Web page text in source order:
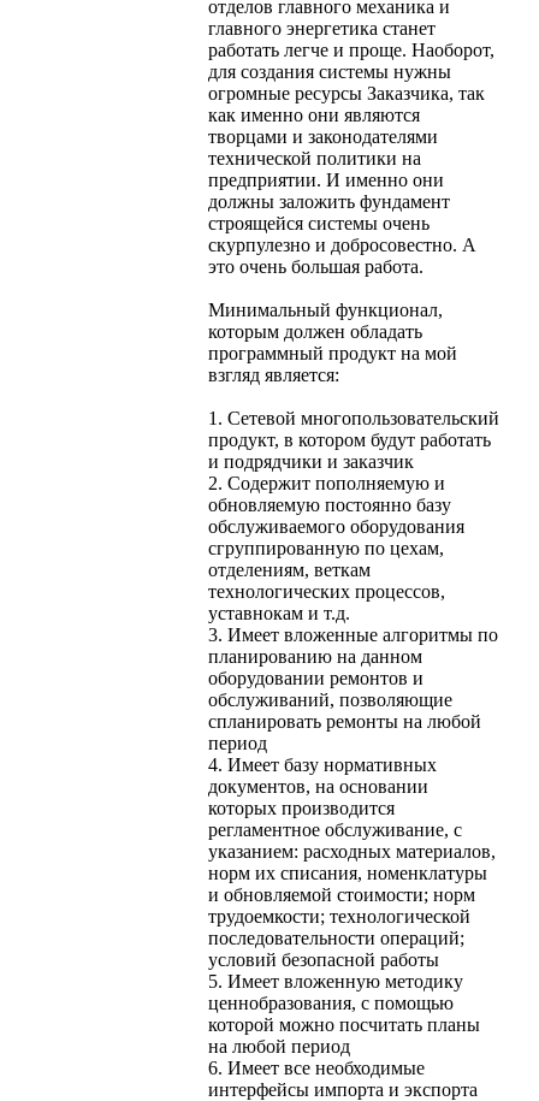
отделов главного механика и
главного энергетика станет
работать легче и проще. Наоборот,
для создания системы нужны
огромные ресурсы Заказчика, так
как именно они являются
творцами и законодателями
технической политики на
предприятии. И именно они
должны заложить фундамент
строящейся системы очень
скурпулезно и добросовестно. А
это очень большая работа.
Минимальный функционал,
которым должен обладать
программный продукт на мой
взгляд является:
1. Сетевой многопользовательский
продукт, в котором будут работать
и подрядчики и заказчик
2. Содержит пополняемую и
обновляемую постоянно базу
обслуживаемого оборудования
сгруппированную по цехам,
отделениям, веткам
технологических процессов,
уставнокам и т.д.
3. Имеет вложенные алгоритмы по
планированию на данном
оборудовании ремонтов и
обслуживаний, позволяющие
спланировать ремонты на любой
период
4. Имеет базу нормативных
документов, на основании
которых производится
регламентное обслуживание, с
указанием: расходных материалов,
норм их списания, номенклатуры
и обновляемой стоимости; норм
трудоемкости; технологической
последовательности операций;
условий безопасной работы
5. Имеет вложенную методику
ценнобразования, с помощью
которой можно посчитать планы
на любой период
6. Имеет все необходимые
интерфейсы импорта и экспорта